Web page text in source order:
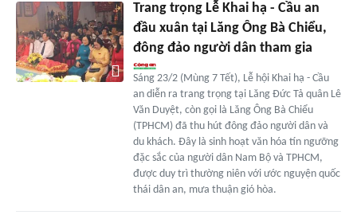
Trang trọng Lễ Khai hạ - Cầu an
đầu xuân tại Lăng Ông Bà Chiểu,
đông đảo người dân tham gia
Sáng 23/2 (Mùng 7 Tết), Lễ hội Khai hạ - Cầu
an diễn ra trang trọng tại Lăng Đức Tả quân Lê
Văn Duyệt, còn gọi là Lăng Ông Bà Chiểu
(TPHCM) đã thu hút đông đảo người dân và
du khách. Đây là sinh hoạt văn hóa tín ngưỡng
đặc sắc của người dân Nam Bộ và TPHCM,
được duy trì thường niên với ước nguyện quốc
thái dân an, mưa thuận gió hòa.